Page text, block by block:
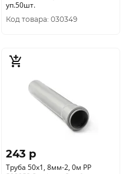
уп.50шт.
Код товара: 030349
243 p
Труба 50х1, 8мм-2, 0м РР